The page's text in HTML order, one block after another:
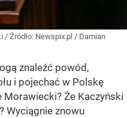
/ Źródło: Newspix.pl / Damian
znaleźć powód,
i pojechać w Polskę
Że Kaczyński
Wyciągnie znowu